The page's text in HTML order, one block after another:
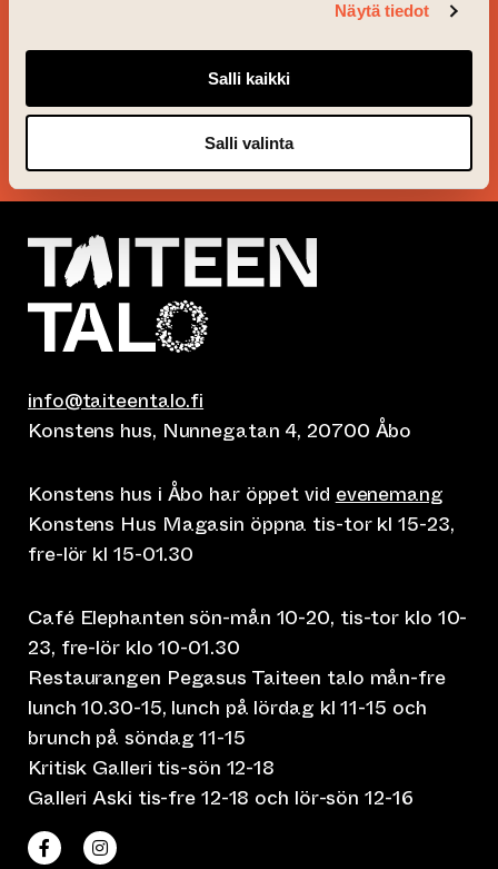
Näytä tiedot
Salli kaikki
Salli valinta
FÖLJ VAD SOM ÄR PÅ
info@taiteentalo.fi
Konstens hus, Nunnegatan 4, 20700 Åbo
Konstens hus i Åbo har öppet vid evenemang
Konstens Hus Magasin öppna tis-tor kl 15-23,
fre-lör kl 15-01.30
Café Elephanten sön-mån 10-20, tis-tor klo 10-
23, fre-lör klo 10-01.30
Restaurangen Pegasus Taiteen talo mån-fre
lunch 10.30-15, lunch på lördag kl 11-15 och
brunch på söndag 11-15
Kritisk Galleri tis-sön 12-18
Galleri Aski tis-fre 12-18 och lör-sön 12-16
Taiteen talo Facebookissa
(leder till annan webbtjänst)
Taiteen talo Instagramissa
(leder till annan webbtjänst)